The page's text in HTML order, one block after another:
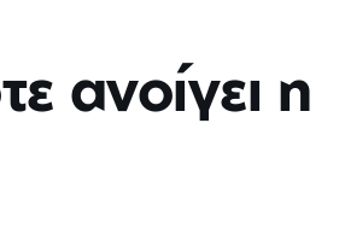
ανοίγει η